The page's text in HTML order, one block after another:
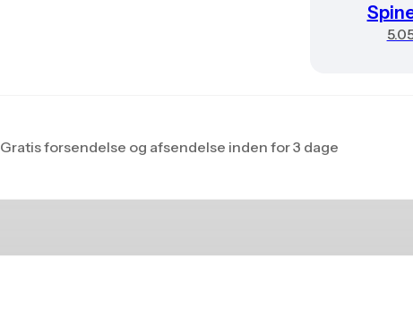
Gratis forsendelse og afsendelse inden for 3 dage